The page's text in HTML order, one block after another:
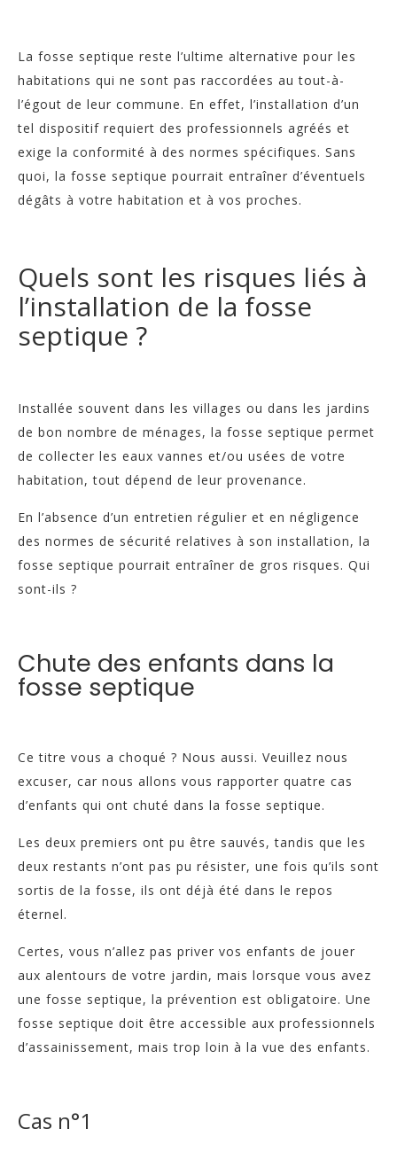
La fosse septique reste l’ultime alternative pour les
habitations qui ne sont pas raccordées au tout-à-
l’égout de leur commune. En effet, l’installation d’un
tel dispositif requiert des professionnels agréés et
exige la conformité à des normes spécifiques. Sans
quoi, la fosse septique pourrait entraîner d’éventuels
dégâts à votre habitation et à vos proches.
Quels sont les risques liés à
l’installation de la fosse
septique ?
Installée souvent dans les villages ou dans les jardins
de bon nombre de ménages, la fosse septique permet
de collecter les eaux vannes et/ou usées de votre
habitation, tout dépend de leur provenance.
En l’absence d’un entretien régulier et en négligence
des normes de sécurité relatives à son installation, la
fosse septique pourrait entraîner de gros risques. Qui
sont-ils ?
Chute des enfants dans la
fosse septique
Ce titre vous a choqué ? Nous aussi. Veuillez nous
excuser, car nous allons vous rapporter quatre cas
d’enfants qui ont chuté dans la fosse septique.
Les deux premiers ont pu être sauvés, tandis que les
deux restants n’ont pas pu résister, une fois qu’ils sont
sortis de la fosse, ils ont déjà été dans le repos
éternel.
Certes, vous n’allez pas priver vos enfants de jouer
aux alentours de votre jardin, mais lorsque vous avez
une fosse septique, la prévention est obligatoire. Une
fosse septique doit être accessible aux professionnels
d’assainissement, mais trop loin à la vue des enfants.
Cas n°1